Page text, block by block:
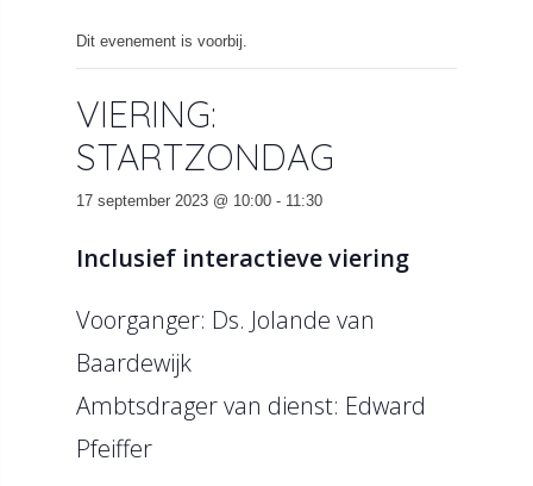
Dit evenement is voorbij.
VIERING:
STARTZONDAG
17 september 2023 @ 10:00 - 11:30
Inclusief interactieve viering
Voorganger: Ds. Jolande van
Baardewijk
Ambtsdrager van dienst: Edward
Pfeiffer